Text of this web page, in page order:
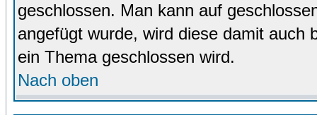
geschlossen. Man kann auf
angefügt wurde, wird diese damit auch
ein Thema geschlossen wird.
Nach oben